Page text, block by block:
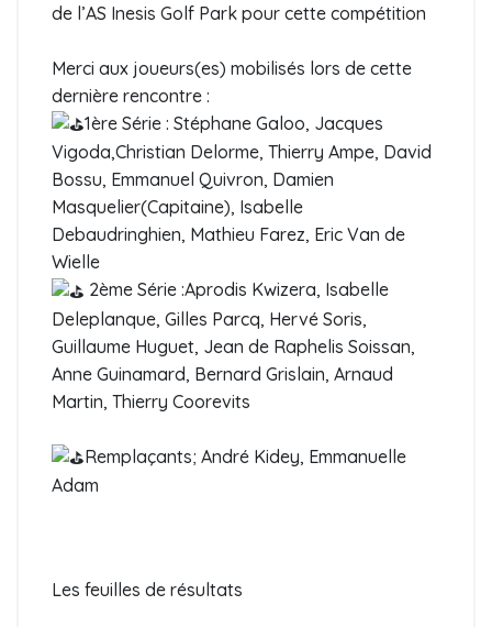
de l’AS Inesis Golf Park pour cette compétition
Merci aux joueurs(es) mobilisés lors de cette
dernière rencontre :
1ère Série : Stéphane Galoo, Jacques
Vigoda,Christian Delorme, Thierry Ampe, David
Bossu, Emmanuel Quivron, Damien
Masquelier(Capitaine), Isabelle
Debaudringhien, Mathieu Farez, Eric Van de
Wielle
2ème Série :Aprodis Kwizera, Isabelle
Deleplanque, Gilles Parcq, Hervé Soris,
Guillaume Huguet, Jean de Raphelis Soissan,
Anne Guinamard, Bernard Grislain, Arnaud
Martin, Thierry Coorevits
Remplaçants; André Kidey, Emmanuelle
Adam
Les feuilles de résultats